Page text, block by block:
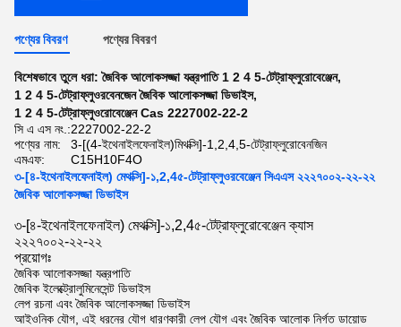
পণ্যের বিবরণ পণ্যের বিবরণ
বিশেষভাবে তুলে ধরা:জৈবিক আলোকসজ্জা যন্ত্রপাতি 1 2 4 5-টেট্রাফ্লুরোবেঞ্জেন,
1 2 4 5-টেট্রাফ্লুওরবেনজেন জৈবিক আলোকসজ্জা ডিভাইস,
1 2 4 5-টেট্রাফ্লুওরোবেঞ্জেন Cas 2227002-22-2
সি এ এস নং.:2227002-22-2
পণ্যের নাম:
3-[(4-ইথেনাইলফেনাইল)মিথক্সি]-1,2,4,5-টেট্রাফ্লুরোবেনজিন
এমএফ:
C15H10F4O
৩-[৪-ইথেনাইলফেনাইল) মেথক্সি]-১,2,4৫-টেট্রাফ্লুওরবেঞ্জেন সিএএস ২২২৭০০২-২২-২২
জৈবিক আলোকসজ্জা ডিভাইস
৩-[৪-ইথেনাইলফেনাইল) মেথক্সি]-১,2,4৫-টেট্রাফ্লুরোবেঞ্জেন ক্যাস
২২২৭০০২-২২-২২
প্রয়োগঃ
জৈবিক আলোকসজ্জা যন্ত্রপাতি
জৈবিক ইলেক্ট্রোলুমিনেসেন্ট ডিভাইস
লেপ রচনা এবং জৈবিক আলোকসজ্জা ডিভাইস
আইওনিক যৌগ, এই ধরনের যৌগ ধারণকারী লেপ যৌগ এবং জৈবিক আলোক নির্গত ডায়োড